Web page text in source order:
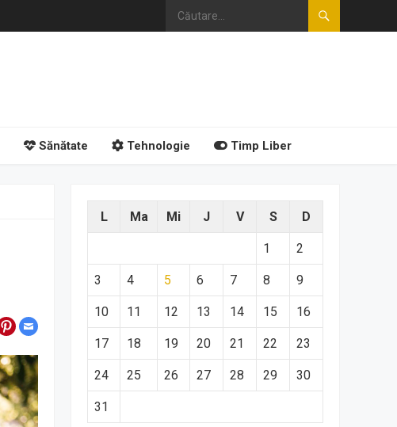
Sănătate Tehnologie Timp Liber
L Ma Mi J V S D
1 2
3 4 5 6 7 8 9
10 11 12 13 14 15 16
17 18 19 20 21 22 23
24 25 26 27 28 29 30
31